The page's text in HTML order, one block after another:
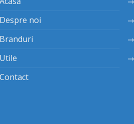
Despre noi
Branduri
Utile
Contact